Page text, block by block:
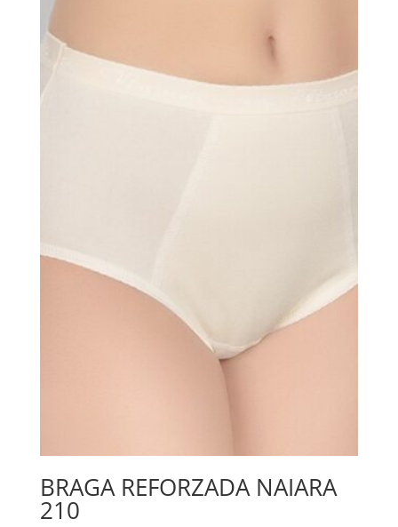
BRAGA REFORZADA NAIARA
210